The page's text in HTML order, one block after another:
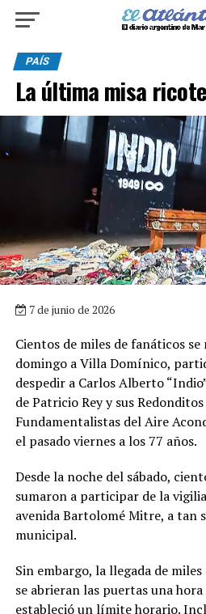
PAÍS
La última misa
7 de junio de 2026
Cientos de miles de fanáticos
domingo a Villa Domínico,
despedir a Carlos Alberto
de Patricio Rey y sus
Fundamentalistas del Aire
el pasado viernes a los 77 años.
Desde la noche del sábado,
sumaron a participar de la
avenida Bartolomé Mitre, a tan
municipal.
Sin embargo, la llegada de
se abrieran las puertas una hora
estableció un límite horario.